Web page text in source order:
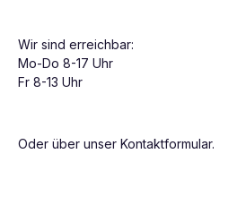
Wir sind erreichbar:
Mo-Do 8-17 Uhr
Fr 8-13 Uhr
Oder über unser Kontaktformular.